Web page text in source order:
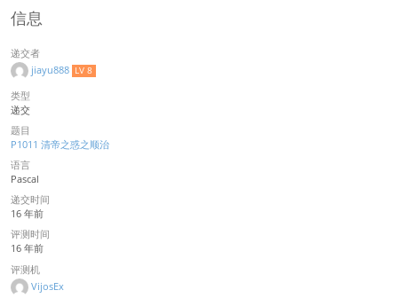
信息
递交者
jiayu888 LV 8
类型
递交
题目
P1011 清帝之惑之顺治
语言
Pascal
递交时间
16 年前
评测时间
16 年前
评测机
VijosEx